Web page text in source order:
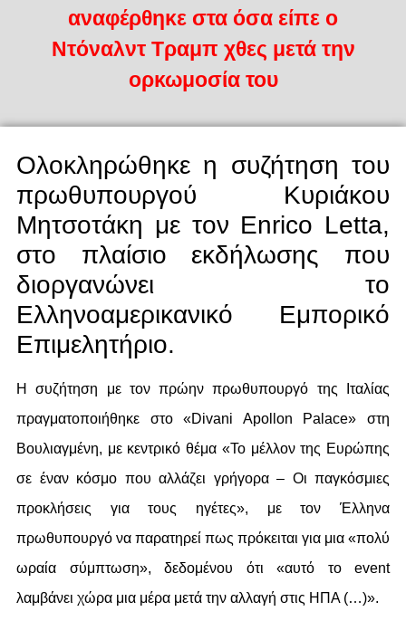
αναφέρθηκε στα όσα είπε ο
Ντόναλντ Τραμπ χθες μετά την
ορκωμοσία του
Ολοκληρώθηκε η συζήτηση του
πρωθυπουργού Κυριάκου
Μητσοτάκη με τον Enrico Letta,
στο πλαίσιο εκδήλωσης που
διοργανώνει το
Ελληνοαμερικανικό Εμπορικό
Επιμελητήριο.
Η συζήτηση με τον πρώην πρωθυπουργό της Ιταλίας
πραγματοποιήθηκε στο «Divani Apollon Palace» στη
Βουλιαγμένη, με κεντρικό θέμα «Το μέλλον της Ευρώπης
σε έναν κόσμο που αλλάζει γρήγορα – Οι παγκόσμιες
προκλήσεις για τους ηγέτες», με τον Έλληνα
πρωθυπουργό να παρατηρεί πως πρόκειται για μια «πολύ
ωραία σύμπτωση», δεδομένου ότι «αυτό το event
λαμβάνει χώρα μια μέρα μετά την αλλαγή στις ΗΠΑ (…)».